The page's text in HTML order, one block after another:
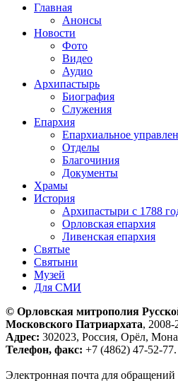
Главная
Анонсы
Новости
Фото
Видео
Аудио
Архипастырь
Биография
Служения
Епархия
Епархиальное
Отделы
Благочиния
Документы
Храмы
История
Архипастыри с 1788
Орловская епархия
Ливенская епархия
Святые
Святыни
Музей
Для СМИ
© Орловская митрополия
Московского Патриархата, 2008-
Адрес: 302023, Россия, Орёл,
Телефон, факс: +7 (4862) 47-52-77.
Электронная почта для